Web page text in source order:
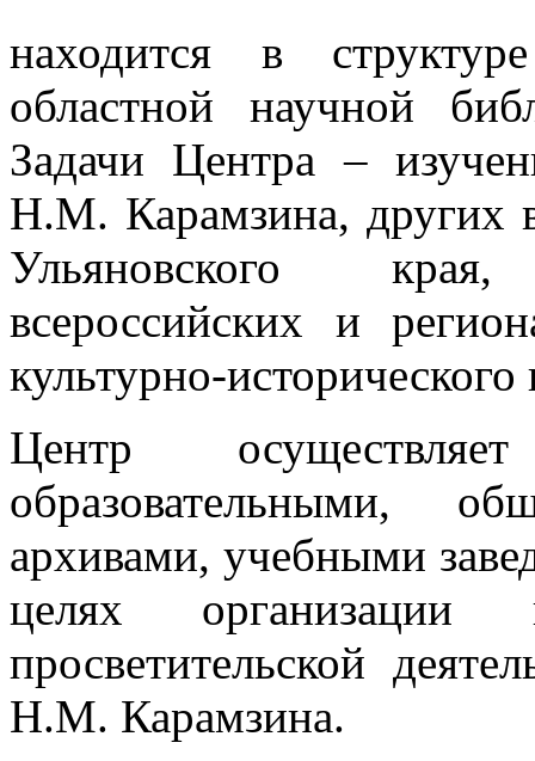
находится в
областной научной
Задачи Центра –
Н.М. Карамзина, других
Ульяновского
всероссийских и
культурно-исторического
Центр
образовательными,
архивами, учебными
целях организации
просветительской
Н.М. Карамзина.